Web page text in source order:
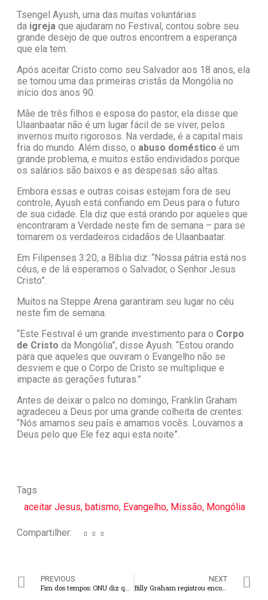
Tsengel Ayush, uma das muitas voluntárias
da igreja que ajudaram no Festival, contou sobre seu
grande desejo de que outros encontrem a esperança
que ela tem.
Após aceitar Cristo como seu Salvador aos 18 anos, ela
se tornou uma das primeiras cristãs da Mongólia no
início dos anos 90.
Mãe de três filhos e esposa do pastor, ela disse que
Ulaanbaatar não é um lugar fácil de se viver, pelos
invernos muito rigorosos. Na verdade, é a capital mais
fria do mundo. Além disso, o abuso doméstico é um
grande problema, e muitos estão endividados porque
os salários são baixos e as despesas são altas.
Embora essas e outras coisas estejam fora de seu
controle, Ayush está confiando em Deus para o futuro
de sua cidade. Ela diz que está orando por aqueles que
encontraram a Verdade neste fim de semana – para se
tornarem os verdadeiros cidadãos de Ulaanbaatar.
Em Filipenses 3:20, a Bíblia diz: “Nossa pátria está nos
céus, e de lá esperamos o Salvador, o Senhor Jesus
Cristo”.
Muitos na Steppe Arena garantiram seu lugar no céu
neste fim de semana.
“Este Festival é um grande investimento para o Corpo
de Cristo da Mongólia”, disse Ayush. “Estou orando
para que aqueles que ouviram o Evangelho não se
desviem e que o Corpo de Cristo se multiplique e
impacte as gerações futuras.”
Antes de deixar o palco no domingo, Franklin Graham
agradeceu a Deus por uma grande colheita de crentes:
“Nós amamos seu país e amamos vocês. Louvamos a
Deus pelo que Ele fez aqui esta noite”.
Tags
aceitar Jesus, batismo, Evangelho, Missão, Mongólia
Compartilher:
PREVIOUS
Fim dos tempos: ONU diz que Irã já tem urânio para construir bomba nuclear em 3 semanas
NEXT
Billy Graham registrou encontros com a rainha Elizabeth II: “Muito interessada na Bíblia”